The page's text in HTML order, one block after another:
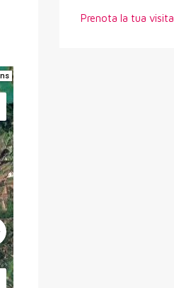
Prenota la tua visita